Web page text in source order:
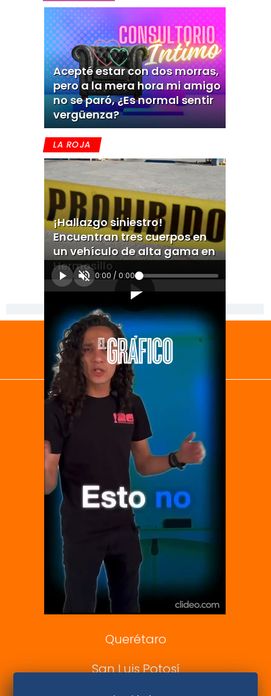
Acepté estar con dos morras,
pero a la mera hora mi amigo
no se paró, ¿Es normal sentir
vergüenza?
LA ROJA
¡Hallazgo siniestro!
Encuentran tres cuerpos en
un vehículo de alta gama en
Hermosillo
0:00 / 0:00
[Publicidad]
El Universal
Vive USA
Clase
De 10 sports
DeDinero
Confabulario
Aviso Oportuno
Consultas
Querétaro
San Luis Potosí